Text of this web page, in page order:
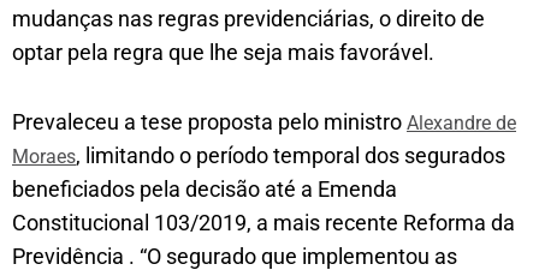
mudanças nas regras previdenciárias, o direito de
optar pela regra que lhe seja mais favorável.
Prevaleceu a tese proposta pelo ministro Alexandre de
Moraes, limitando o período temporal dos segurados
beneficiados pela decisão até a Emenda
Constitucional 103/2019, a mais recente Reforma da
Previdência . “O segurado que implementou as